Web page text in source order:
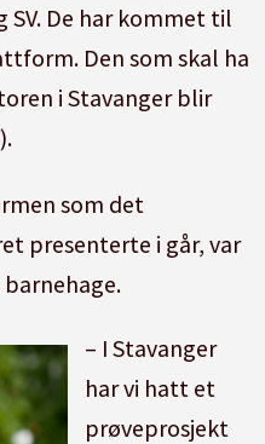
SV. De har kommet til
Den som skal ha
i Stavanger blir
som det
presenterte i går, var
– I Stavanger
har vi hatt et
prøveprosjekt